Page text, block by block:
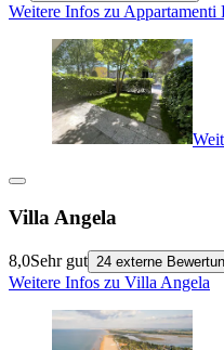
Weitere Infos zu Appartamenti
Villa Angela
8,0Sehr gut 24 externe
Weitere Infos zu Villa Angela